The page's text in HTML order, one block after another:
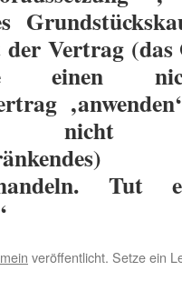
Vertrag (das
einen
nicht
veröffentlicht. Setze ein